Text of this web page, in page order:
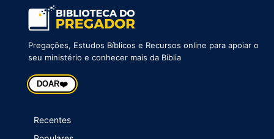
Pregações, Estudos Bíblicos e Recursos online para apoiar o
seu ministério e conhecer mais da Bíblia
DOAR❤️
Recentes